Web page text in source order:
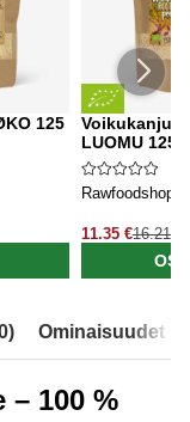
125
LUOMU 125g
Rawfoodshop
11.35 €16.21 €
) Ominaisuudet
100 %